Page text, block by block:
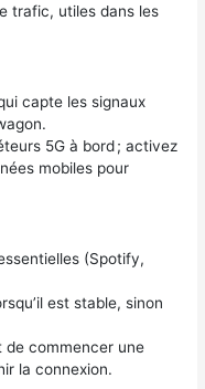
trafic, utiles dans les
capte les signaux
5G à bord ; activez
mobiles pour
(Spotify,
est stable, sinon
de commencer une
la connexion.